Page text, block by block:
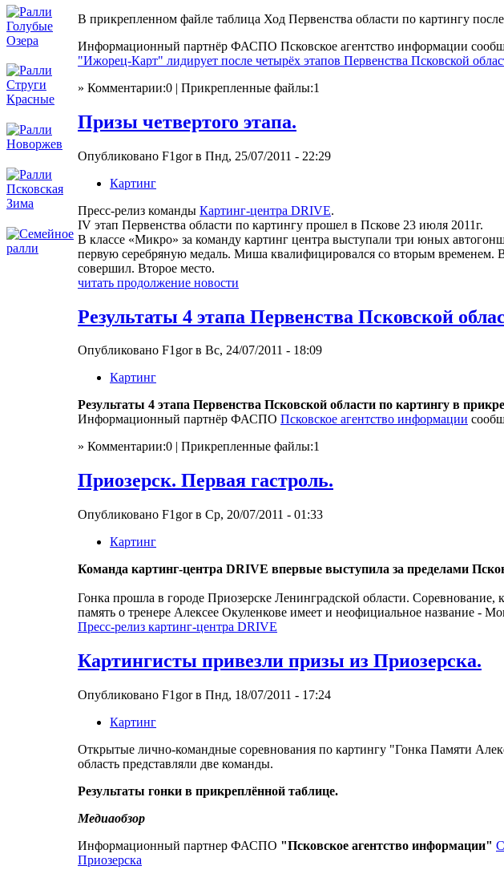
В прикрепленном файле таблица Ход Первенства области по картингу
Информационный партнёр ФАСПО Псковское агентство информации
"Ижорец-Карт" лидирует после четырёх этапов Первенства Псковской
» Комментарии:0 | Прикрепленные файлы:1
Призы четвертого этапа.
Опубликовано F1gor в Пнд, 25/07/2011 - 22:29
Картинг
Пресс-релиз команды Картинг-центра DRIVE.
IV этап Первенства области по картингу прошел в Пскове 23 июля 2011г.
В классе «Микро» за команду картинг центра выступали три юных
первую серебряную медаль. Миша квалифицировался со вторым временем.
совершил. Второе место.
читать продолжение новости
Результаты 4 этапа Первенства Псковской
Опубликовано F1gor в Вс, 24/07/2011 - 18:09
Картинг
Результаты 4 этапа Первенства Псковской области по картингу в
Информационный партнёр ФАСПО Псковское агентство информации
» Комментарии:0 | Прикрепленные файлы:1
Приозерск. Первая гастроль.
Опубликовано F1gor в Ср, 20/07/2011 - 01:33
Картинг
Команда картинг-центра DRIVE впервые выступила за пределами
Гонка прошла в городе Приозерске Ленинградской области.
память о тренере Алексее Окуленкове имеет и неофициальное название -
Пресс-релиз картинг-центра DRIVE
Картингисты привезли призы из Приозерска.
Опубликовано F1gor в Пнд, 18/07/2011 - 17:24
Картинг
Открытые лично-командные соревнования по картингу "Гонка Памяти
область представляли две команды.
Результаты гонки в прикреплённой таблице.
Медиаобзор
Информационный партнер ФАСПО "Псковское агентство информации"
Приозерска